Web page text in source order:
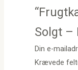
Solgt –
Din e-
Krævede